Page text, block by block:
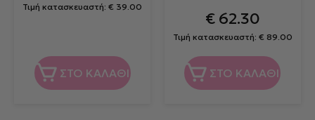
Τιμή κατασκευαστή:€ 39.00
ΣΤΟ ΚΑΛΑΘΙ
€62.30
Τιμή κατασκευαστή: € 89.00
ΣΤΟ ΚΑΛΑΘΙ